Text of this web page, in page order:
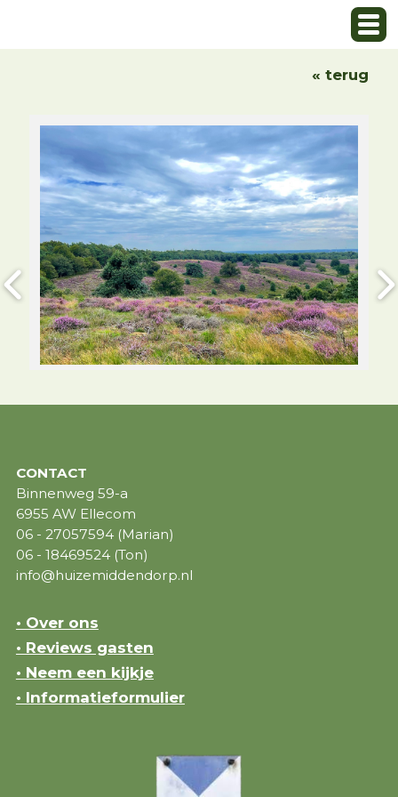
« terug
CONTACT
Binnenweg 59-a
6955 AW Ellecom
06 - 27057594 (Marian)
06 - 18469524 (Ton)
info@huizemiddendorp.nl
• Over ons
• Reviews gasten
• Neem een kijkje
• Informatieformulier